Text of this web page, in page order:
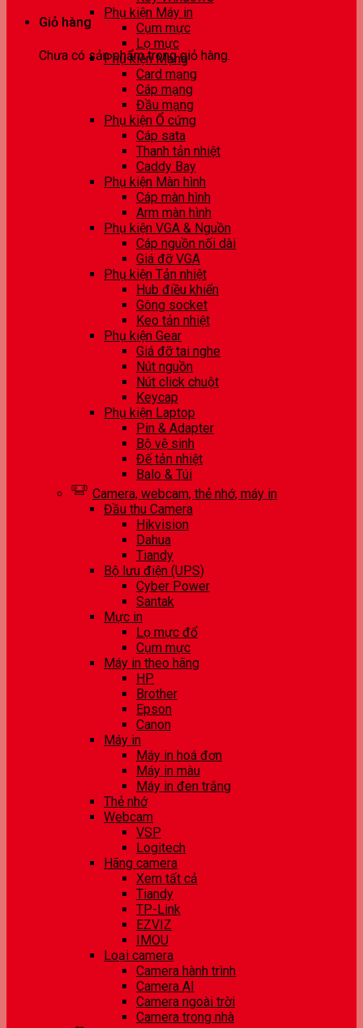
Giỏ hàng
Chưa có sản phẩm trong giỏ hàng.
Phụ kiện Máy in
Cụm mực
Lọ mực
Phụ kiện Mạng
Card mạng
Cáp mạng
Đầu mạng
Phụ kiện Ổ cứng
Cáp sata
Thanh tản nhiệt
Caddy Bay
Phụ kiện Màn hình
Cáp màn hình
Arm màn hình
Phụ kiện VGA & Nguồn
Cáp nguồn nối dài
Giá đỡ VGA
Phụ kiện Tản nhiệt
Hub điều khiển
Gông socket
Keo tản nhiệt
Phụ kiện Gear
Giá đỡ tai nghe
Nút nguồn
Nút click chuột
Keycap
Phụ kiện Laptop
Pin & Adapter
Bộ vệ sinh
Đế tản nhiệt
Balo & Túi
Camera, webcam, thẻ nhớ, máy in
Đầu thu Camera
Hikvision
Dahua
Tiandy
Bộ lưu điện (UPS)
Cyber Power
Santak
Mực in
Lọ mực đổ
Cụm mực
Máy in theo hãng
HP
Brother
Epson
Canon
Máy in
Máy in hoá đơn
Máy in màu
Máy in đen trắng
Thẻ nhớ
Webcam
VSP
Logitech
Hãng camera
Xem tất cả
Tiandy
TP-Link
EZVIZ
IMOU
Loại camera
Camera hành trình
Camera AI
Camera ngoài trời
Camera trong nhà